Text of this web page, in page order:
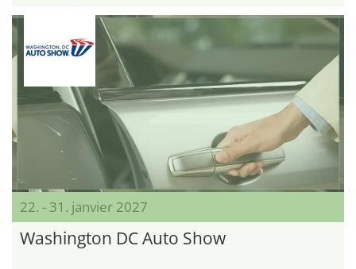
22. - 31. janvier 2027
Washington DC Auto Show